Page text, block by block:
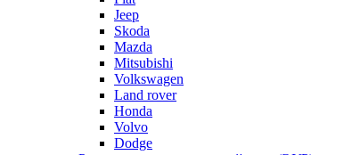
Jeep
Skoda
Mazda
Mitsubishi
Volkswagen
Land rover
Honda
Volvo
Dodge